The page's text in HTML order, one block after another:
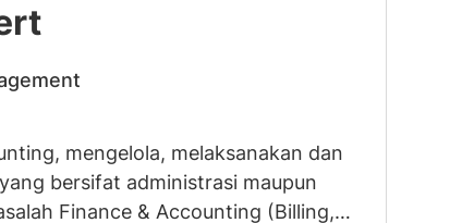
mengelola, melaksanakan dan
bersifat administrasi maupun
Finance & Accounting (Billing,